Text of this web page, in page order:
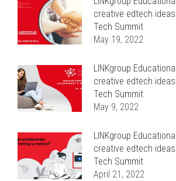
creative edtech
Tech Summit
May 19, 2022
LINKgroup
creative edtech
Tech Summit
May 9, 2022
LINKgroup
creative edtech
Tech Summit
April 21, 2022